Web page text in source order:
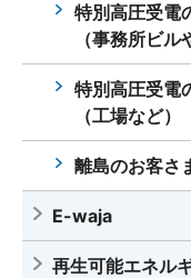
特別高圧受電
（事務所ビル
特別高圧受電
（工場など）
離島のお客さ
E-waja
再生可能エネル